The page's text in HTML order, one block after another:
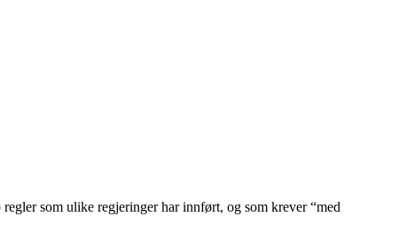
som ulike regjeringer har innført, og som krever “med